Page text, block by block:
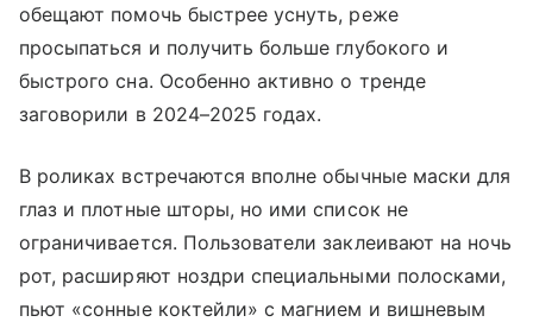
обещают помочь быстрее уснуть, реже
просыпаться и получить больше глубокого и
быстрого сна. Особенно активно о тренде
заговорили в 2024–2025 годах.
В роликах встречаются вполне обычные маски для
глаз и плотные шторы, но ими список не
ограничивается. Пользователи заклеивают на ночь
рот, расширяют ноздри специальными полосками,
пьют «сонные коктейли» с магнием и вишневым